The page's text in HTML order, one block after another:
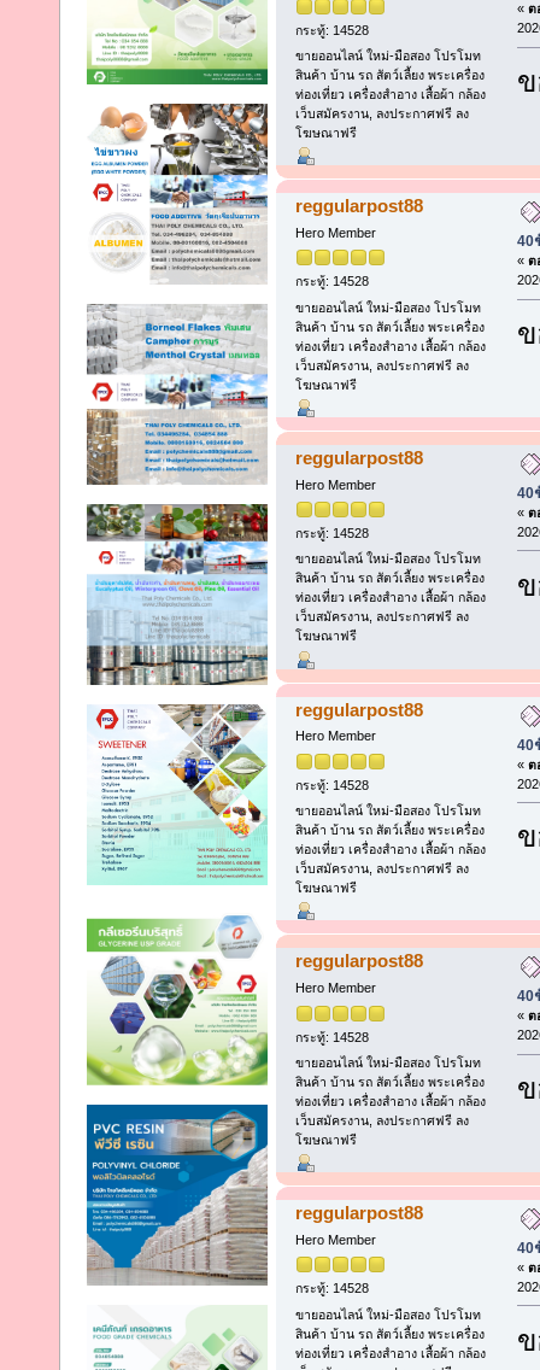
กระทู้: 14528
ขายออนไลน์ ใหม่-มือสอง โปรโมท
สินค้า บ้าน รถ สัตว์เลี้ยง พระเครื่อง
ท่องเที่ยว เครื่องสำอาง เสื้อผ้า กล้อง
เว็บสมัครงาน, ลงประกาศฟรี ลง
โฆษณาฟรี
« ต
reggularpost88
Hero Member
กระทู้: 14528
ขายออนไลน์ ใหม่-มือสอง โปรโมท
สินค้า บ้าน รถ สัตว์เลี้ยง พระเครื่อง
ท่องเที่ยว เครื่องสำอาง เสื้อผ้า กล้อง
เว็บสมัครงาน, ลงประกาศฟรี ลง
โฆษณาฟรี
40
« ต
reggularpost88
Hero Member
กระทู้: 14528
ขายออนไลน์ ใหม่-มือสอง โปรโมท
สินค้า บ้าน รถ สัตว์เลี้ยง พระเครื่อง
ท่องเที่ยว เครื่องสำอาง เสื้อผ้า กล้อง
เว็บสมัครงาน, ลงประกาศฟรี ลง
โฆษณาฟรี
40
« ต
reggularpost88
Hero Member
กระทู้: 14528
ขายออนไลน์ ใหม่-มือสอง โปรโมท
สินค้า บ้าน รถ สัตว์เลี้ยง พระเครื่อง
ท่องเที่ยว เครื่องสำอาง เสื้อผ้า กล้อง
เว็บสมัครงาน, ลงประกาศฟรี ลง
โฆษณาฟรี
40
« ต
reggularpost88
Hero Member
กระทู้: 14528
ขายออนไลน์ ใหม่-มือสอง โปรโมท
สินค้า บ้าน รถ สัตว์เลี้ยง พระเครื่อง
ท่องเที่ยว เครื่องสำอาง เสื้อผ้า กล้อง
เว็บสมัครงาน, ลงประกาศฟรี ลง
โฆษณาฟรี
40
« ต
reggularpost88
Hero Member
กระทู้: 14528
ขายออนไลน์ ใหม่-มือสอง โปรโมท
สินค้า บ้าน รถ สัตว์เลี้ยง พระเครื่อง
ท่องเที่ยว เครื่องสำอาง เสื้อผ้า กล้อง
40
« ต